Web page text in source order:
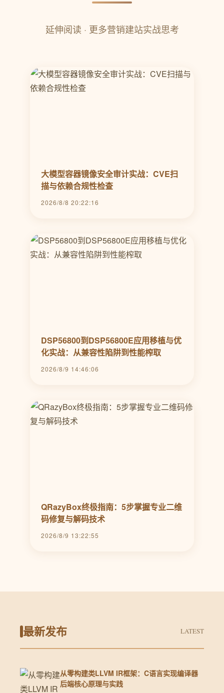
延伸阅读 · 更多营销建站实战思考
大模型容器镜像安全审计实战：CVE扫
描与依赖合规性检查
2026/8/8 20:22:16
DSP56800到DSP56800E应用移植与优
化实战：从兼容性陷阱到性能榨取
2026/8/9 14:46:06
QRazyBox终极指南：5步掌握专业二维
码修复与解码技术
2026/8/9 13:22:55
最新发布 LATEST
从零构建类LLVM IR框架：C语言实现编译器
后端核心原理与实践